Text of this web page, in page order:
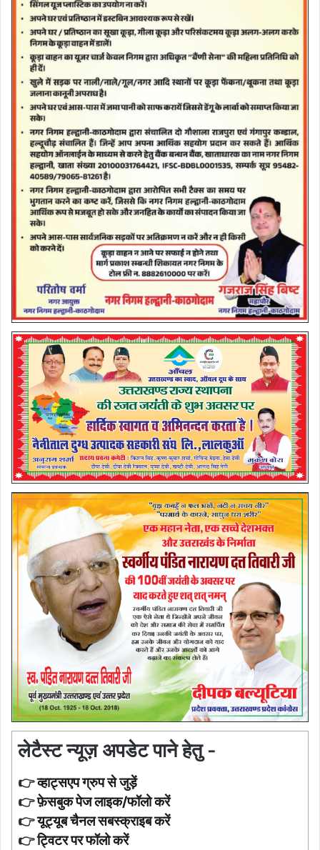
लेटैस्ट न्यूज़ अपडेट पाने हेतु -
👉व्हाट्सएप ग्रुप से जुड़ें
👉फ़ेसबुक पेज लाइक/फॉलो करें
👉यूट्यूब चैनल सबस्क्राइब करें
👉ट्विटर पर फॉलो करें